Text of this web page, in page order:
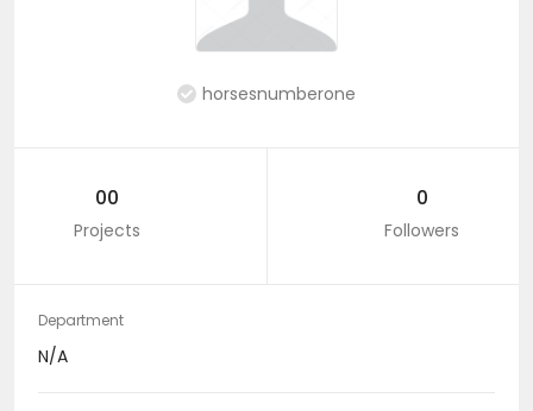
horsesnumberone
00
Projects
0
Followers
Department
N/A